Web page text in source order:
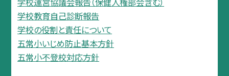
学校教育自己診断報告
学校の役割と責任について
五常小いじめ防止基本方針
五常小不登校対応方針